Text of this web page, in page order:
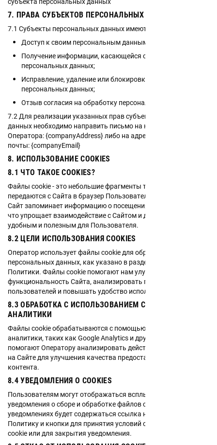
7. ПРАВА СУБЪЕКТОВ ПЕРСОНАЛЬНЫХ ДАННЫХ
7.1 Субъекты персональных данных имеют право на:
Доступ к своим персональным данным;
Получение информации, касающейся обработки
персональных данных;
Исправление, удаление или блокировку своих
персональных данных;
Отзыв согласия на обработку персональных данных.
7.2 Для реализации указанных прав субъектом персональных
данных необходимо направить письмо на юридический адрес
Оператора: {companyAddress} либо на адрес электронной
почты: {companyEmail}
8. ИСПОЛЬЗОВАНИЕ COOKIES
8.1 ЧТО ТАКОЕ COOKIES?
Файлы cookie - это небольшие фрагменты текста, которые
передаются с Сайта в браузер Пользователя. С их помощью
Сайт запоминает информацию о посещениях Пользователя,
что упрощает взаимодействие с Сайтом и делает его более
удобным и полезным для Пользователя.
8.2 ЦЕЛИ ИСПОЛЬЗОВАНИЯ COOKIES
Оператор использует файлы cookie для обработки
персональных данных, как указано в разделе 4 настоящей
Политики. Файлы cookie помогают нам улучшать
функциональность Сайта, анализировать поведение
пользователей и повышать удобство использования.
8.3 ОБРАБОТКА С ИСПОЛЬЗОВАНИЕМ СЕРВИСОВ ВЕБ-
АНАЛИТИКИ
Файлы cookie обрабатываются с помощью сервисов веб-
аналитики, таких как Google Analytics и других. Эти сервисы
помогают Оператору анализировать действия Пользователей
на Сайте для улучшения качества предоставляемых услуг и
контента.
8.4 УВЕДОМЛЕНИЯ О COOKIES
Пользователям могут отображаться всплывающие
уведомления о сборе и обработке файлов cookie. В
уведомлениях будет содержаться ссылка на настоящую
Политику и кнопки для принятия условий обработки файлов
cookie или для закрытия уведомления.